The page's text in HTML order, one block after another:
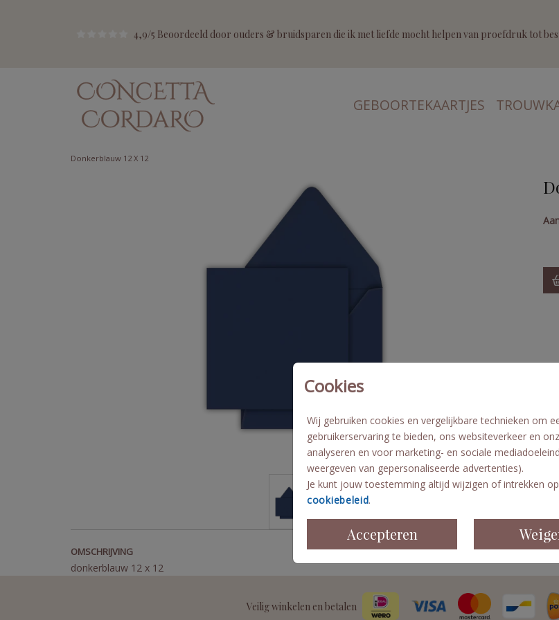
4,9/5 Beoordeeld door ouders & bruidsparen die ik met liefde mocht helpen van proefdruk tot
GEBOORTEKAARTJES
Cookies
Wij gebruiken cookies en vergelijkbare technieken om
gebruikerservaring te bieden, ons websiteverkeer en
analyseren en voor marketing- en sociale
weergeven van gepersonaliseerde advertenties).
Je kunt jouw toestemming altijd wijzigen of intrekken
cookiebeleid.
Accepteren
Donkerblauw 12 X 12
OMSCHRIJVING
donkerblauw 12 x 12
Veilig winkelen en betalen